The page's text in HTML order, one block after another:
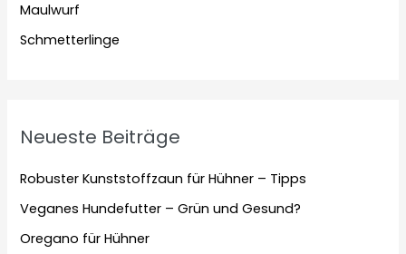
Maulwurf
Schmetterlinge
Neueste Beiträge
Robuster Kunststoffzaun für Hühner – Tipps
Veganes Hundefutter – Grün und Gesund?
Oregano für Hühner